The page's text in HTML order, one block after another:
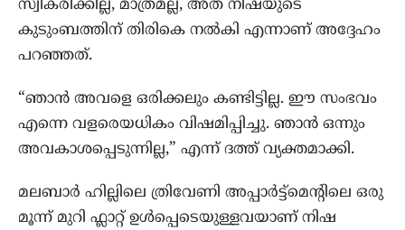
സ്വീകരിക്കില്ല, മാത്രമല്ല, അത് നിഷയുടെ
കുടുംബത്തിന് തിരികെ നൽകി എന്നാണ് അദ്ദേഹം
പറഞ്ഞത്.
“ഞാൻ അവളെ ഒരിക്കലും കണ്ടിട്ടില്ല. ഈ സംഭവം
എന്നെ വളരെയധികം വിഷമിപ്പിച്ചു. ഞാൻ ഒന്നും
അവകാശപ്പെടുന്നില്ല,” എന്ന് ദത്ത് വ്യക്തമാക്കി.
മലബാർ ഹില്ലിലെ ത്രിവേണി അപ്പാർട്ട്‌മെന്റിലെ ഒരു
മൂന്ന് മുറി ഫ്ലാറ്റ് ഉൾപ്പെടെയുള്ളവയാണ് നിഷ